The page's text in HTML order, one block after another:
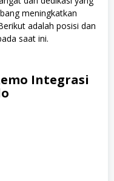
meningkatkan
adalah posisi dan
saat ini.
Integrasi